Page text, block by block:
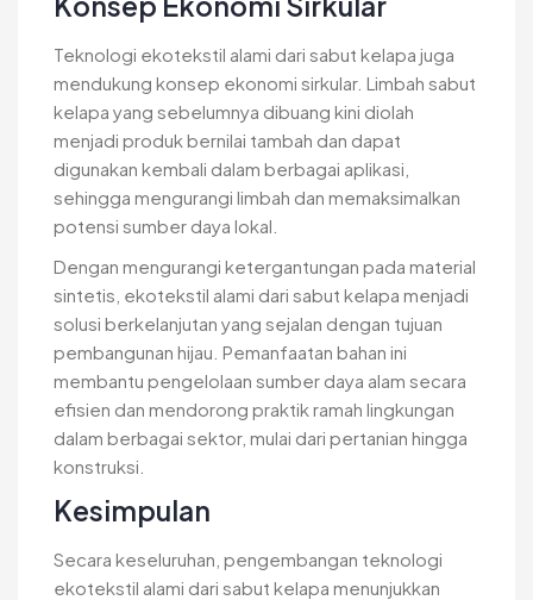
Teknologi ekotekstil alami dari sabut kelapa juga
mendukung konsep ekonomi sirkular. Limbah sabut
kelapa yang sebelumnya dibuang kini diolah
menjadi produk bernilai tambah dan dapat
digunakan kembali dalam berbagai aplikasi,
sehingga mengurangi limbah dan memaksimalkan
potensi sumber daya lokal.
Dengan mengurangi ketergantungan pada material
sintetis, ekotekstil alami dari sabut kelapa menjadi
solusi berkelanjutan yang sejalan dengan tujuan
pembangunan hijau. Pemanfaatan bahan ini
membantu pengelolaan sumber daya alam secara
efisien dan mendorong praktik ramah lingkungan
dalam berbagai sektor, mulai dari pertanian hingga
konstruksi.
Kesimpulan
Secara keseluruhan, pengembangan teknologi
ekotekstil alami dari sabut kelapa menunjukkan